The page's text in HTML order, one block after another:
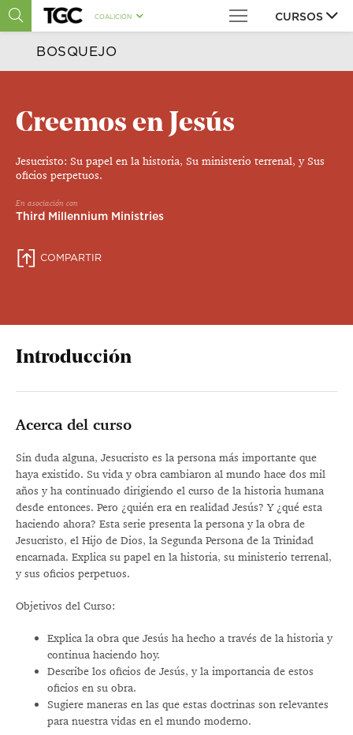
Teología práctica
Teología pastoral
Estudios bíblicos
Historia de la Iglesia
COALICIÓN CURSOS
BOSQUEJO
Creemos en Jesús
Jesucristo: Su papel en la historia, Su ministerio terrenal, y Sus
oficios perpetuos.
En asociación con
Third Millennium Ministries
COMPARTIR
Introducción
Acerca del curso
Sin duda alguna, Jesucristo es la persona más importante que
haya existido. Su vida y obra cambiaron al mundo hace dos mil
años y ha continuado dirigiendo el curso de la historia humana
desde entonces. Pero ¿quién era en realidad Jesús? Y ¿qué esta
haciendo ahora? Esta serie presenta la persona y la obra de
Jesucristo, el Hijo de Dios, la Segunda Persona de la Trinidad
encarnada. Explica su papel en la historia, su ministerio terrenal,
y sus oficios perpetuos.
Objetivos del Curso:
Explica la obra que Jesús ha hecho a través de la historia y
continua haciendo hoy.
Describe los oficios de Jesús, y la importancia de estos
oficios en su obra.
Sugiere maneras en las que estas doctrinas son relevantes
para nuestra vidas en el mundo moderno.